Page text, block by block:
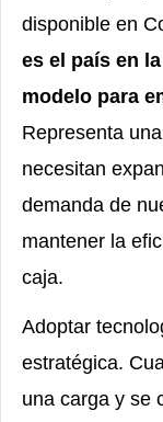
disponible en
es el país en
modelo para
Representa
necesitan
demanda de
mantener la
caja.
Adoptar
estratégica.
una carga y se